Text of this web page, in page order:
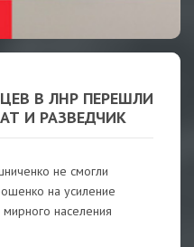
В ЛНР ПЕРЕШЛИ
И РАЗВЕДЧИК
не смогли
на усиление
населения